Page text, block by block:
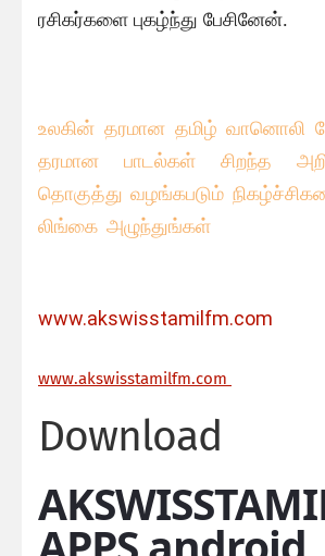
ரசிகர்களை புகழ்ந்து பேசினேன்.
உலகின் தரமான தமிழ் வானொலி
தரமான பாடல்கள் சிறந்த
தொகுத்து வழங்கபடும்
லிங்கை அழுந்துங்கள்
www.akswisstamilfm.com
www.akswisstamilfm.com
Download